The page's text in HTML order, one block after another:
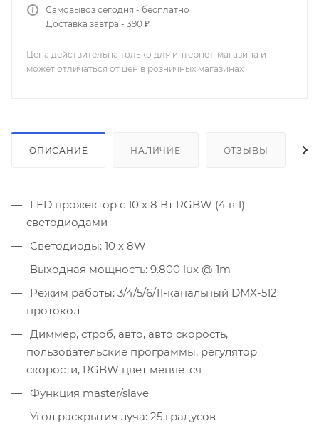
Самовывоз сегодня - бесплатно
Доставка завтра - 390 ₽
Цена действительна только для интернет-магазина и
может отличаться от цен в розничных магазинах
ОПИСАНИЕ НАЛИЧИЕ ОТЗЫВЫ
LED прожектор с 10 х 8 Вт RGBW (4 в 1)
светодиодами
Светодиоды: 10 х 8W
Выходная мощность: 9.800 lux @ 1m
Режим работы: 3/4/5/6/11-канальный DMX-512
протокол
Диммер, строб, авто, авто скорость,
пользовательские программы, регулятор
скорости, RGBW цвет меняется
Функция master/slave
Угол раскрытия луча: 25 градусов